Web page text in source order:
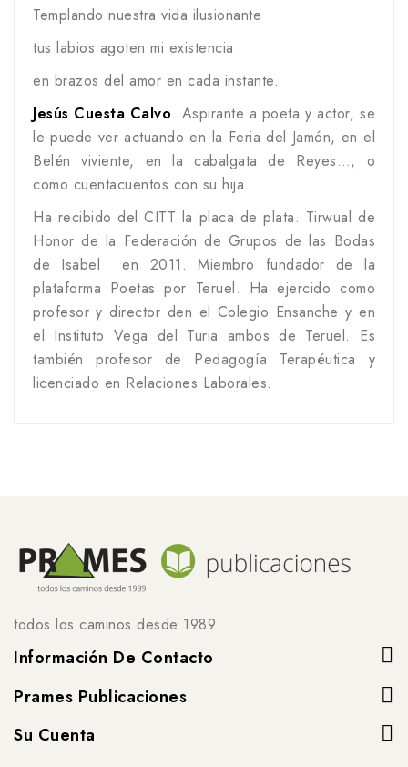
Templando nuestra vida ilusionante
tus labios agoten mi existencia
en brazos del amor en cada instante.
Jesús Cuesta Calvo. Aspirante a poeta y actor, se
le puede ver actuando en la Feria del Jamón, en el
Belén viviente, en la cabalgata de Reyes…, o
como cuentacuentos con su hija.
Ha recibido del CITT la placa de plata. Tirwual de
Honor de la Federación de Grupos de las Bodas
de Isabel en 2011. Miembro fundador de la
plataforma Poetas por Teruel. Ha ejercido como
profesor y director den el Colegio Ensanche y en
el Instituto Vega del Turia ambos de Teruel. Es
también profesor de Pedagogía Terapéutica y
licenciado en Relaciones Laborales.
todos los caminos desde 1989
Información De Contacto
Prames Publicaciones
Su Cuenta